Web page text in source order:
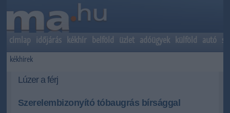
címlap időjárás kékhír belföld üzlet adóügyek külföld autó
kékhírek
Lúzer a férj
Szerelembizonyító tóbaugrás bírsággal